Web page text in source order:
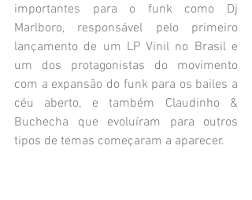
importantes para o funk como Dj
Marlboro, responsável pelo primeiro
lançamento de um LP Vinil no Brasil e
um dos protagonistas do movimento
com a expansão do funk para os bailes a
céu aberto, e também Claudinho &
Buchecha que evoluíram para outros
tipos de temas começaram a aparecer.